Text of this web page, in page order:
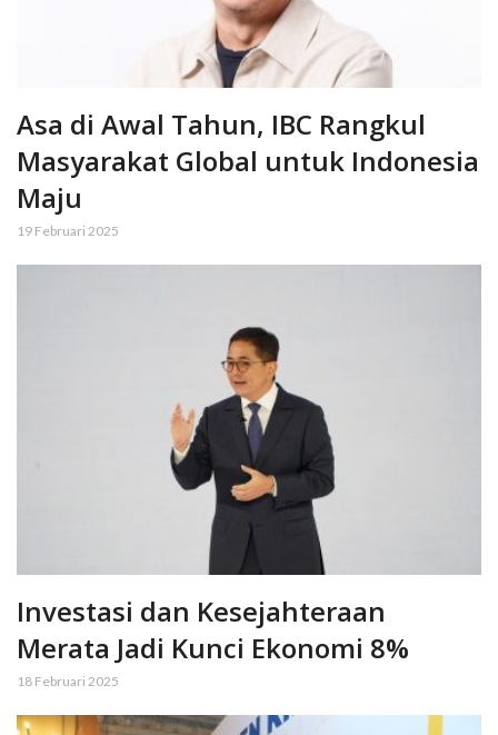
Asa di Awal Tahun, IBC Rangkul
Masyarakat Global untuk Indonesia
Maju
19 Februari 2025
Investasi dan Kesejahteraan
Merata Jadi Kunci Ekonomi 8%
18 Februari 2025